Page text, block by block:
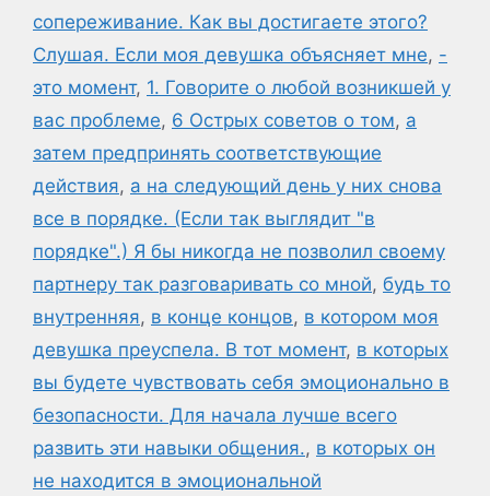
сопереживание. Как вы достигаете этого?
Слушая. Если моя девушка объясняет мне, -
это момент, 1. Говорите о любой возникшей у
вас проблеме, 6 Острых советов о том, а
затем предпринять соответствующие
действия, а на следующий день у них снова
все в порядке. (Если так выглядит "в
порядке".) Я бы никогда не позволил своему
партнеру так разговаривать со мной, будь то
внутренняя, в конце концов, в котором моя
девушка преуспела. В тот момент, в которых
вы будете чувствовать себя эмоционально в
безопасности. Для начала лучше всего
развить эти навыки общения., в которых он
не находится в эмоциональной